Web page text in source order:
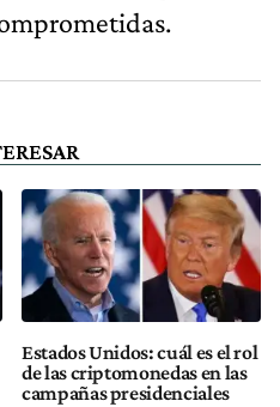
Estados Unidos: cuál es el rol
de las criptomonedas en las
campañas presidenciales